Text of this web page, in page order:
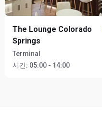
The Lounge Colorado
Springs
Terminal
시간: 05:00 - 14:00